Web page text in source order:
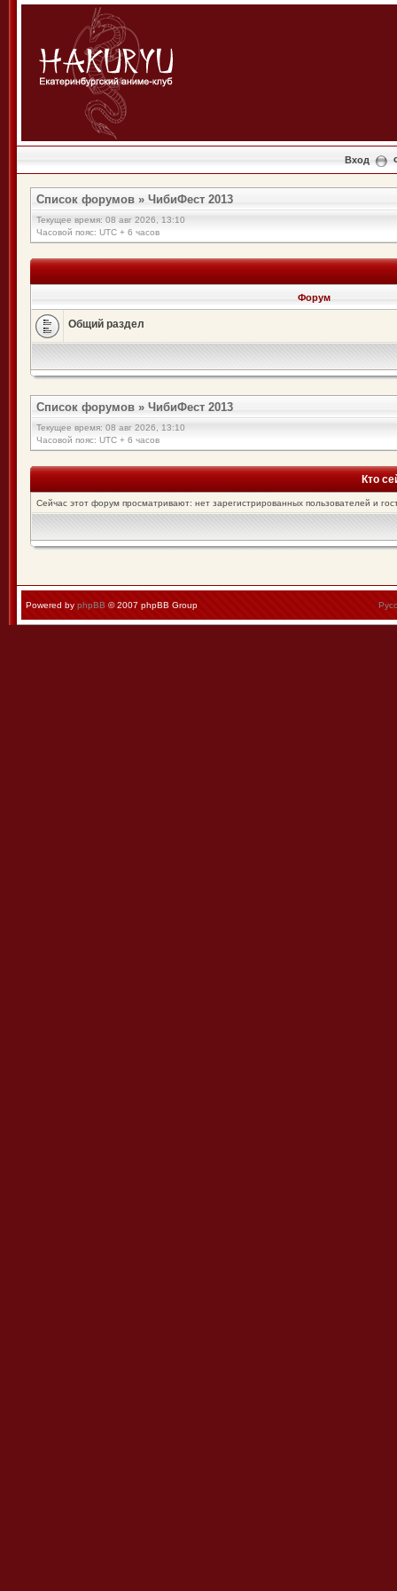
Вход
Список форумов » ЧибиФест 2013
Текущее время: 08 авг 2026, 13:10
Часовой пояс: UTC + 6 часов
Форум
Общий раздел
Список форумов » ЧибиФест 2013
Текущее время: 08 авг 2026, 13:10
Часовой пояс: UTC + 6 часов
Кто
Сейчас этот форум просматривают: нет зарегистрированных пользователей и
Powered by phpBB © 2007 phpBB Group